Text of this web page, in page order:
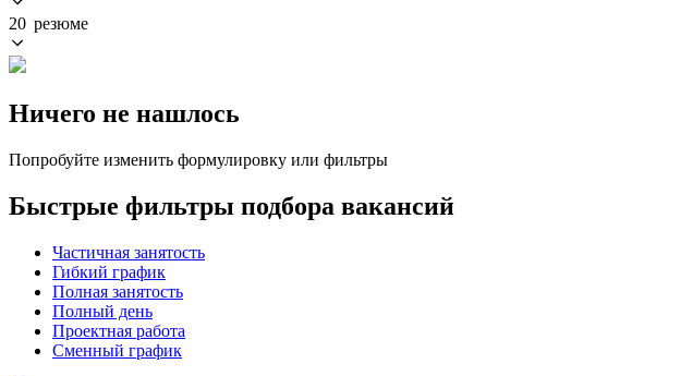
20 резюме
Ничего не нашлось
Попробуйте изменить формулировку или фильтры
Быстрые фильтры подбора вакансий
Частичная занятость
Гибкий график
Полная занятость
Полный день
Проектная работа
Сменный график